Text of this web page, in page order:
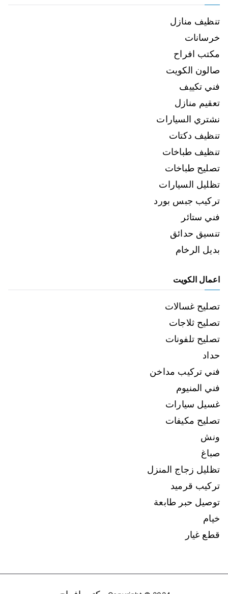
تنظيف منازل
خرسانات
مكتب افراح
صالون الكويت
فني تكييف
تعقيم منازل
نشتري السيارات
تنظيف دكتات
تنظيف طباخات
تصليح طباخات
تظليل السيارات
تركيب جبس بورد
فني ستائر
تنسيق حدائق
بديل الرخام
اعمال الكويت
تصليح غسالات
تصليح ثلاجات
تصليح تلفونات
حداد
فني تركيب مداخن
فني المنيوم
غسيل سيارات
تصليح مكيفات
ونش
صباغ
تظليل زجاج المنزل
تركيب قرميد
توصيل حبر طابعة
خيام
قطع غيار